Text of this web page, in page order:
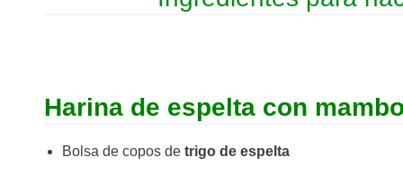
Harina de espelta con
Bolsa de copos de trigo de espelta